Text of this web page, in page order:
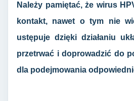
Należy pamiętać, że wirus
kontakt, nawet o tym nie
ustępuje dzięki działaniu
przetrwać i doprowadzić do
dla podejmowania